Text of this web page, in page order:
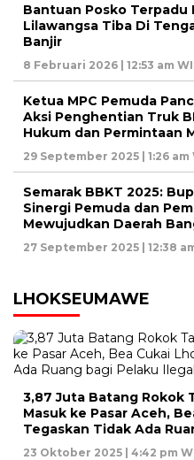
Bantuan Posko Terpadu
Lilawangsa Tiba Di
Banjir
8 Februari 2026 | 12:53 am
Ketua MPC Pemuda
Aksi Penghentian Truk
Hukum dan Permintaan
29 September 2025 | 1:26 am
Semarak BBKT 2025:
Sinergi Pemuda dan
Mewujudkan Daerah
27 September 2025 | 12:38
LHOKSEUMAWE
3,87 Juta Batang Rokok
Masuk ke Pasar Aceh,
Tegaskan Tidak Ada
23 Oktober 2025 | 4:42 pm